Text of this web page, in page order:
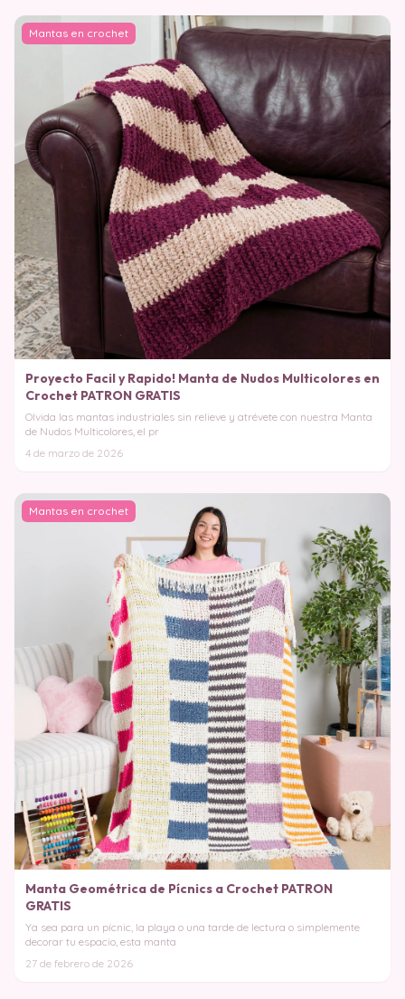
Mantas en crochet
Proyecto Facil y Rapido! Manta de Nudos Multicolores en
Crochet PATRON GRATIS
Olvida las mantas industriales sin relieve y atrévete con nuestra Manta
de Nudos Multicolores, el pr
4 de marzo de 2026
Mantas en crochet
Manta Geométrica de Pícnics a Crochet PATRON
GRATIS
Ya sea para un pícnic, la playa o una tarde de lectura o simplemente
decorar tu espacio, esta manta
27 de febrero de 2026